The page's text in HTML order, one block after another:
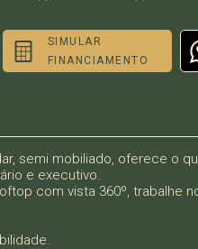
SIMULAR
FINANCIAMENTO
semi mobiliado, oferece o
e executivo.
com vista 360º, trabalhe